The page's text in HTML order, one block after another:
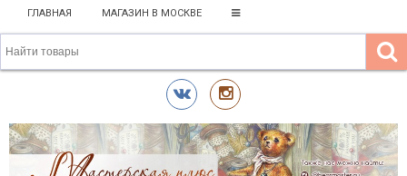
ГЛАВНАЯ МАГАЗИН В МОСКВЕ